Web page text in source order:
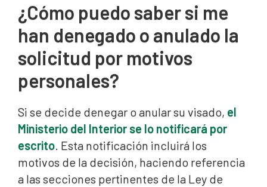
¿Cómo puedo saber si me
han denegado o anulado la
solicitud por motivos
personales?
Si se decide denegar o anular su visado, el
Ministerio del Interior se lo notificará por
escrito. Esta notificación incluirá los
motivos de la decisión, haciendo referencia
a las secciones pertinentes de la Ley de